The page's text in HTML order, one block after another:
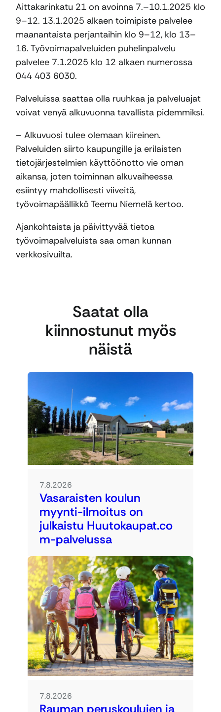
Aittakarinkatu 21 on avoinna 7.–10.1.2025 klo
9–12. 13.1.2025 alkaen toimipiste palvelee
maanantaista perjantaihin klo 9–12, klo 13–
16. Työvoimapalveluiden puhelinpalvelu
palvelee 7.1.2025 klo 12 alkaen numerossa
044 403 6030.
Palveluissa saattaa olla ruuhkaa ja palveluajat
voivat venyä alkuvuonna tavallista pidemmiksi.
– Alkuvuosi tulee olemaan kiireinen.
Palveluiden siirto kaupungille ja erilaisten
tietojärjestelmien käyttöönotto vie oman
aikansa, joten toiminnan alkuvaiheessa
esiintyy mahdollisesti viiveitä,
työvoimapäällikkö Teemu Niemelä kertoo.
Ajankohtaista ja päivittyvää tietoa
työvoimapalveluista saa oman kunnan
verkkosivuilta.
Saatat olla
kiinnostunut myös
näistä
7.8.2026
Vasaraisten koulun
myynti-ilmoitus on
julkaistu Huutokaupat.co
m-palvelussa
7.8.2026
Rauman peruskoulujen ja